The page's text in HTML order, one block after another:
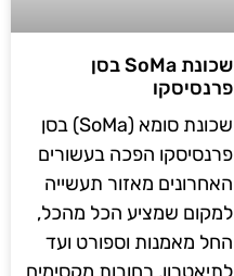
שכונת SoMa בסן
פרנסיסקו
שכונת סומא (SoMa) בסן
פרנסיסקו הפכה בעשורים
האחרונים מאזור תעשייה
למקום שמציע הכל מהכל,
החל מאמנות וספורט ועד